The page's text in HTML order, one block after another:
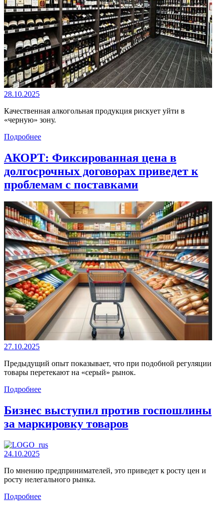
28.10.2025
Качественная алкогольная продукция рискует уйти в
«черную» зону.
Подробнее
АКОРТ: Фиксированная цена в
долгосрочных договорах приведет к
проблемам с поставками
27.10.2025
Предыдущий опыт показывает, что при подобной регуляции
товары перетекают на «серый» рынок.
Подробнее
Бизнес выступил против госпошлины
за маркировку товаров
24.10.2025
По мнению предпринимателей, это приведет к росту цен и
росту нелегального рынка.
Подробнее